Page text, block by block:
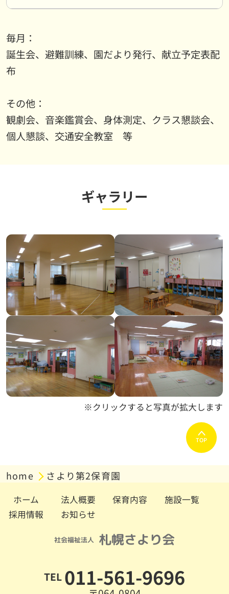
毎月：
誕生会、避難訓練、園だより発行、献立予定表配
布
その他：
観劇会、音楽鑑賞会、身体測定、クラス懇談会、
個人懇談、交通安全教室 等
ギャラリー
※クリックすると写真が拡大します
TOP
home さより第2保育園
ホーム 法人概要 保育内容
施設一覧
採用情報
お知らせ
TEL 011-561-9696